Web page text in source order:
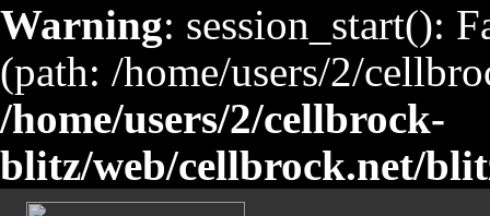
Warning: session_start():
(path: /home/users/2/
/home/users/2/cellbrock-
blitz/web/cellbrock.net/